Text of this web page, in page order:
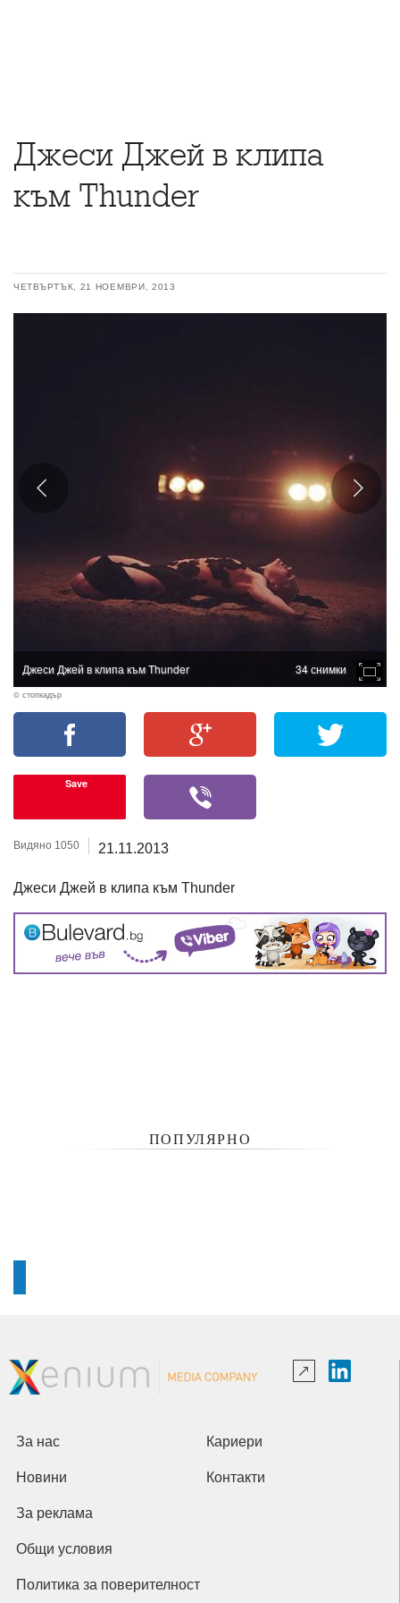
Джеси Джей в клипа
към Thunder
ЧЕТВЪРТЪК, 21 НОЕМВРИ, 2013
Джеси Джей в клипа към Thunder 34 снимки
© стопкадър
Save
Видяно 1050 21.11.2013
Джеси Джей в клипа към Thunder
ПОПУЛЯРНО
За нас Кариери
Новини Контакти
За реклама
Общи условия
Политика за поверителност